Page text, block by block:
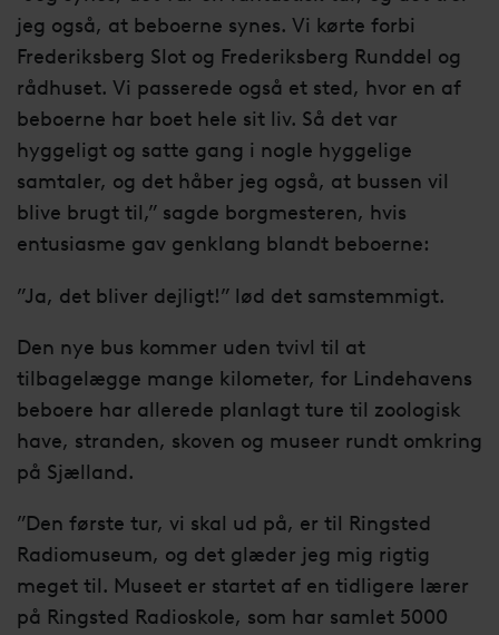
jeg også, at beboerne synes. Vi kørte forbi
Frederiksberg Slot og Frederiksberg Runddel og
rådhuset. Vi passerede også et sted, hvor en af
beboerne har boet hele sit liv. Så det var
hyggeligt og satte gang i nogle hyggelige
samtaler, og det håber jeg også, at bussen vil
blive brugt til,” sagde borgmesteren, hvis
entusiasme gav genklang blandt beboerne:
”Ja, det bliver dejligt!” lød det samstemmigt.
Den nye bus kommer uden tvivl til at
tilbagelægge mange kilometer, for Lindehavens
beboere har allerede planlagt ture til zoologisk
have, stranden, skoven og museer rundt omkring
på Sjælland.
”Den første tur, vi skal ud på, er til Ringsted
Radiomuseum, og det glæder jeg mig rigtig
meget til. Museet er startet af en tidligere lærer
på Ringsted Radioskole, som har samlet 5000